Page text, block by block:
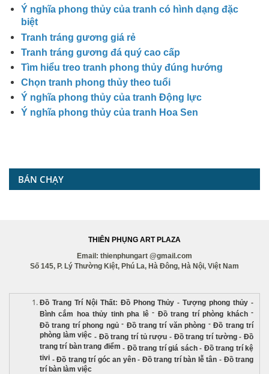
Ý nghĩa phong thủy của tranh có hình dạng đặc
biệt
Tranh tráng gương giá rẻ
Tranh tráng gương đá quý cao cấp
Tìm hiểu treo tranh phong thủy đúng hướng
Chọn tranh phong thủy theo tuổi
Ý nghĩa phong thủy của tranh Động lực
Ý nghĩa phong thủy của tranh Hoa Sen
BÁN CHẠY
THIÊN PHỤNG ART PLAZA
Email: thienphungart @gmail.com
Số 145, P. Lý Thường Kiệt, Phú La, Hà Đông, Hà Nội, Việt Nam
Đồ Trang Trí Nội Thất: Đồ Phong Thủy -Tượng phong thủy -
Bình cắm hoa thủy tinh pha lê- Đồ trang trí phòng khách-
Đồ trang trí phong ngủ- Đồ trang trí văn phòng -Đồ trang trí
phòng làm việc - Đồ trang trí tủ rượu - Đồ trang trí tường-Đồ
trang trí bàn trang điểm - Đồ trang trí giá sách- Đồ trang trí kệ
tivi -Đồ trang trí góc an yên- Đồ trang trí bàn lễ tân - Đồ trang
trí bàn làm việc